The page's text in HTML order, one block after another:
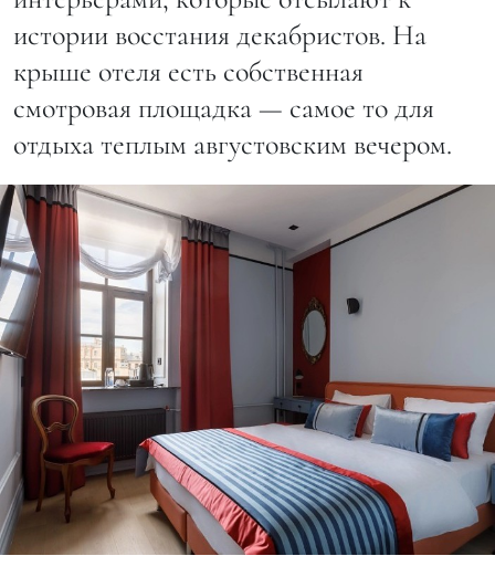
истории восстания декабристов. На
крыше отеля есть собственная
смотровая площадка — самое то для
отдыха теплым августовским вечером.